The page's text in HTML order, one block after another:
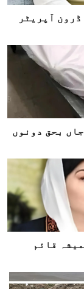
اور ڈرون آپریٹر
بحق دونوں
قائم